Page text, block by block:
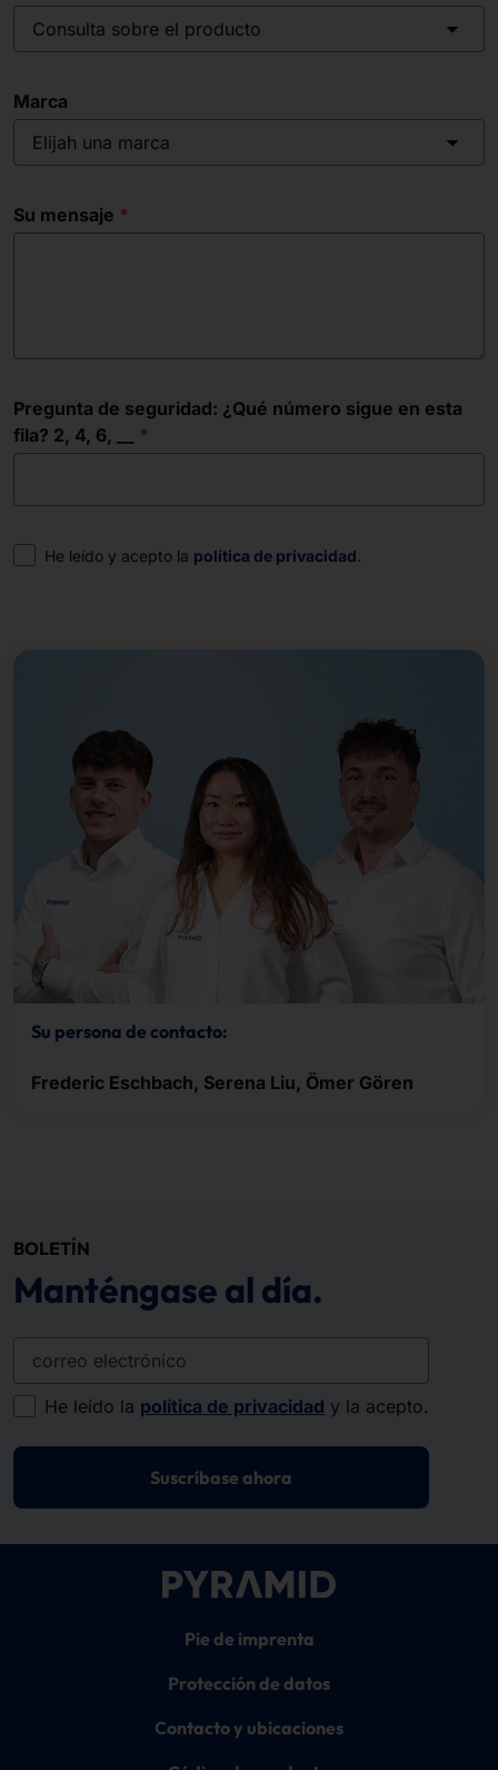
Consulta sobre el producto
Marca
Elijah una marca
Su mensaje
Pregunta de seguridad: ¿Qué número sigue en esta
fila? 2, 4, 6, __
Consentimiento
He leído y acepto la política de privacidad.
Su persona de contacto:
Frederic Eschbach, Serena Liu, Ömer Gören
BOLETÍN
Manténgase al día.
correo electrónico
He leído la política de privacidad y la acepto.
Suscríbase ahora
Pie de imprenta
Protección de datos
Contacto y ubicaciones